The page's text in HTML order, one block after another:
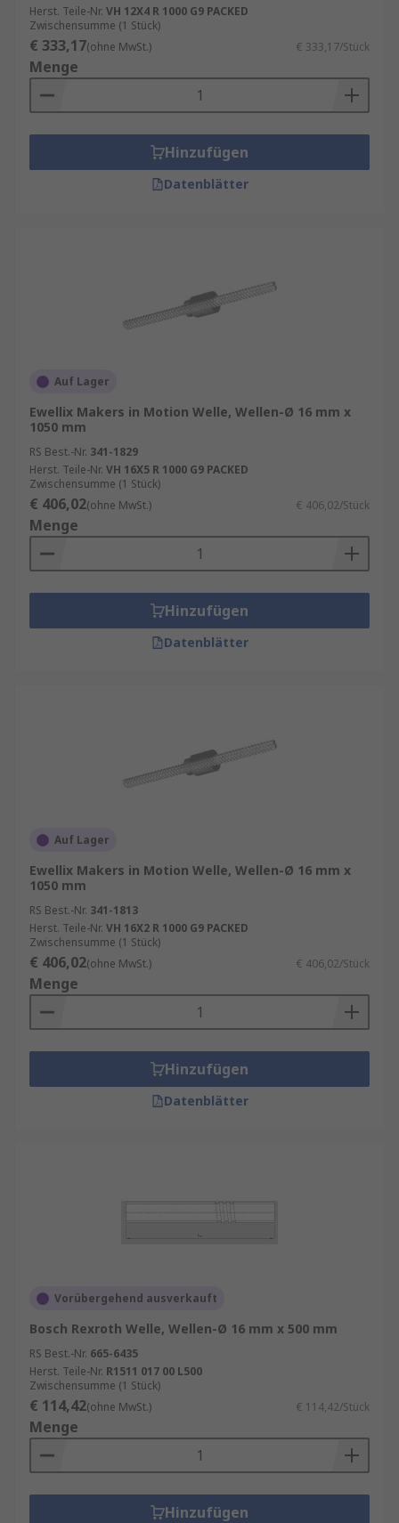
Herst. Teile-Nr. VH 12X4 R 1000 G9 PACKED
Zwischensumme (1 Stück)
€ 333,17(ohne MwSt.) € 333,17/Stück
Menge
Hinzufügen
Datenblätter
Auf Lager
Ewellix Makers in Motion Welle, Wellen-Ø 16 mm x
1050 mm
RS Best.-Nr. 341-1829
Herst. Teile-Nr. VH 16X5 R 1000 G9 PACKED
Zwischensumme (1 Stück)
€ 406,02(ohne MwSt.) € 406,02/Stück
Menge
Hinzufügen
Datenblätter
Auf Lager
Ewellix Makers in Motion Welle, Wellen-Ø 16 mm x
1050 mm
RS Best.-Nr. 341-1813
Herst. Teile-Nr. VH 16X2 R 1000 G9 PACKED
Zwischensumme (1 Stück)
€ 406,02(ohne MwSt.) € 406,02/Stück
Menge
Hinzufügen
Datenblätter
Vorübergehend ausverkauft
Bosch Rexroth Welle, Wellen-Ø 16 mm x 500 mm
RS Best.-Nr. 665-6435
Herst. Teile-Nr. R1511 017 00 L500
Zwischensumme (1 Stück)
€ 114,42(ohne MwSt.) € 114,42/Stück
Menge
Hinzufügen